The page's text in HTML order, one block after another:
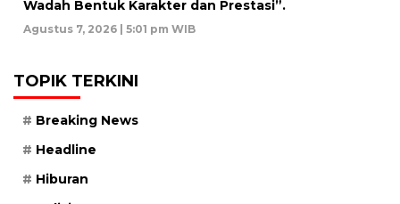
Wadah Bentuk Karakter dan Prestasi”.
Agustus 7, 2026 | 5:01 pm WIB
TOPIK TERKINI
Breaking News
Headline
Hiburan